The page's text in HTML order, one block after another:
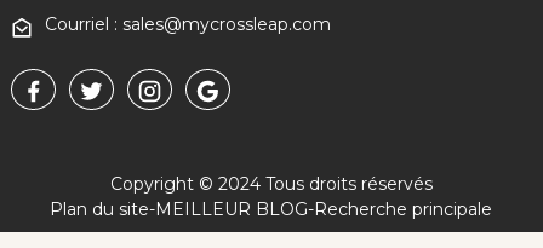
Courriel : sales@mycrossleap.com
Copyright © 2024 Tous droits réservés
Plan du site-MEILLEUR BLOG-Recherche principale